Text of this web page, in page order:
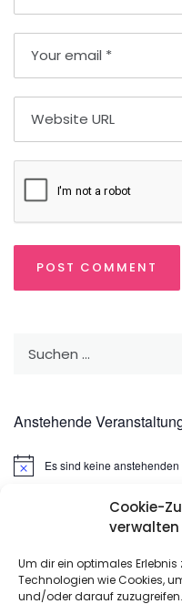
Cookie-
verwalten
Um dir ein optimales Erlebnis
Technologien wie Cookies,
und/oder darauf
Anstehende
HinweisEs sind keine
META